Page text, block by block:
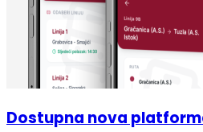
Dostupna nova
Tuzlanskom kantonu